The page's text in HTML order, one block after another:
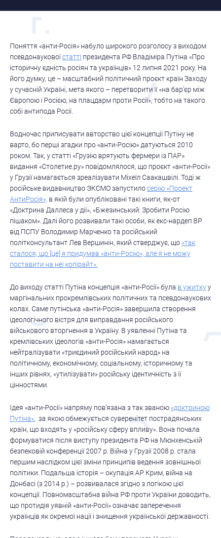
Поняття «анти-Росія» набуло широкого розголосу з виходом
псевдонауковоїстатті президента РФ Владіміра Путіна «Про
історичну єдність росіян та українців» 12 липня 2021 року. На
його думку, це – масштабний політичний проєкт країн Заходу
у сучасній Україні, мета якого – перетворити її «на бар’єр між
Європою і Росією, на плацдарм проти Росії», тобто на такого
собі антипода Росії.
Водночас приписувати авторство цієї концепції Путіну не
варто, бо перші згадки про «анти-Росію» датуються 2010
роком. Так, у статті «Грузію врятують фермери із ПАР»
видання «Столетие.ру» повідомлялося, що проєкт «анти-Росії»
у Грузії намагається зреалізувати Міхеїл Саакашвілі. Тоді ж
російське видавництво ЭКСМО запустилосерію «Проект
АнтиРосія», в якій були опубліковані такі книги, як-от
«Доктрина Даллеса у дії», «Бжезинський: Зробити Росію
пішаком». Далі його розвивали такі особи, як екс-нардеп ВР
від ПСПУ Володимир Марченко та російський
політконсультант Лев Вершинін, який стверджує, що «так
сталося, що [це] я придумав «анти-Росію», але я не можу
поставити на неї копірайт».
До виходу статті Путіна концепція «анти-Росії» була в ужиткуу
маргінальних прокремлівських політичних та псевдонаукових
колах. Саме путінська «анти-Росія» завершила створення
ідеологічного вістря для виправдання російського
військового вторгнення в Україну. В уявленні Путіна та
кремлівських ідеологів «анти-Росія» намагається
нейтралізувати «триєдиний російський народ» на
політичному, економічному, соціальному, історичному та
інших рівнях, «утилізувати» російську ідентичність з її
цінностями.
Ідея «анти-Росії» напряму пов’язана з так званою «доктриною
Путіна», за якою обмежується суверенітет пострадянських
країн, що входять у «російську сферу впливу». Вона почала
формуватися після виступу президента РФ на Мюнхенській
безпековій конференції 2007 р. Війна у Грузії 2008 р. стала
першим наслідком цієї зміни принципів ведення зовнішньої
політики. Подальша історія – окупація АР Крим, війна на
Донбасі (з 2014 р.) – розвивалася згідно з логікою цієї
концепції. Повномасштабна війна РФ проти України доводить,
що протидія уявній «анти-Росії» означає заперечення
українців як окремої нації і знищення української державності.